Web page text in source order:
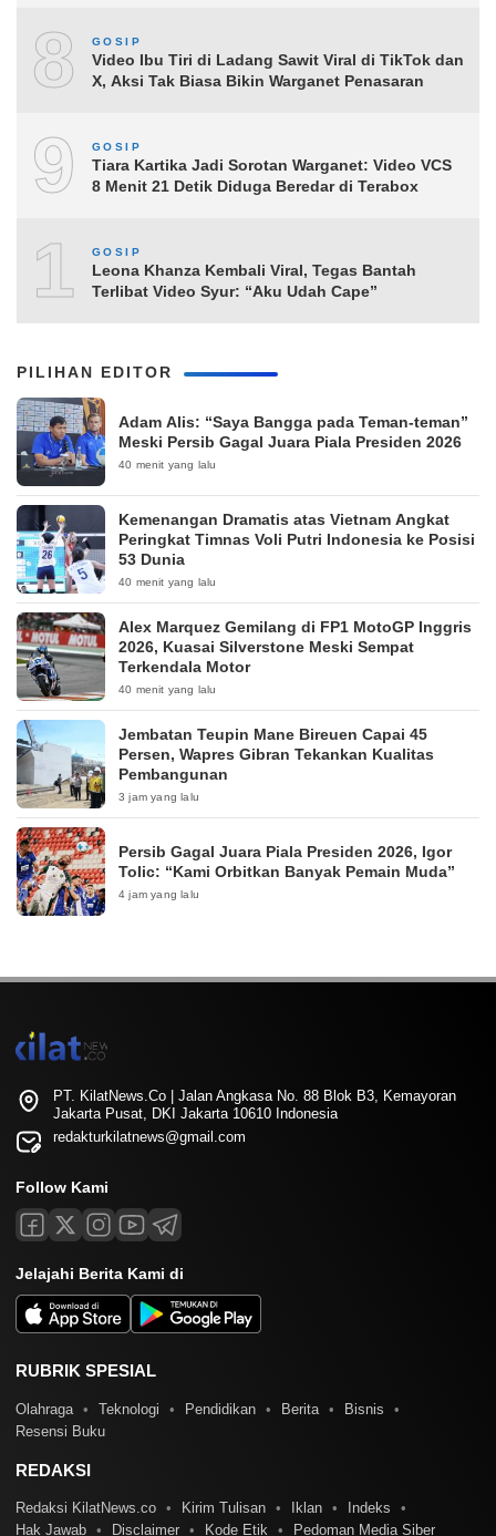
8 GOSIP
Video Ibu Tiri di Ladang Sawit Viral di TikTok dan
X, Aksi Tak Biasa Bikin Warganet Penasaran
9 GOSIP
Tiara Kartika Jadi Sorotan Warganet: Video VCS
8 Menit 21 Detik Diduga Beredar di Terabox
10
GOSIP
Leona Khanza Kembali Viral, Tegas Bantah
Terlibat Video Syur: “Aku Udah Cape”
PILIHAN EDITOR
Adam Alis: “Saya Bangga pada Teman-teman”
Meski Persib Gagal Juara Piala Presiden 2026
40 menit yang lalu
Kemenangan Dramatis atas Vietnam Angkat
Peringkat Timnas Voli Putri Indonesia ke Posisi
53 Dunia
40 menit yang lalu
Alex Marquez Gemilang di FP1 MotoGP Inggris
2026, Kuasai Silverstone Meski Sempat
Terkendala Motor
40 menit yang lalu
Jembatan Teupin Mane Bireuen Capai 45
Persen, Wapres Gibran Tekankan Kualitas
Pembangunan
3 jam yang lalu
Persib Gagal Juara Piala Presiden 2026, Igor
Tolic: “Kami Orbitkan Banyak Pemain Muda”
4 jam yang lalu
PT. KilatNews.Co | Jalan Angkasa No. 88 Blok B3, Kemayoran
Jakarta Pusat, DKI Jakarta 10610 Indonesia
redakturkilatnews@gmail.com
Follow Kami
Jelajahi Berita Kami di
RUBRIK SPESIAL
Olahraga Teknologi Pendidikan Berita
Bisnis
Resensi Buku
REDAKSI
Redaksi KilatNews.co Kirim Tulisan Iklan
Indeks
Hak Jawab
Disclaimer Kode Etik Pedoman Media Siber